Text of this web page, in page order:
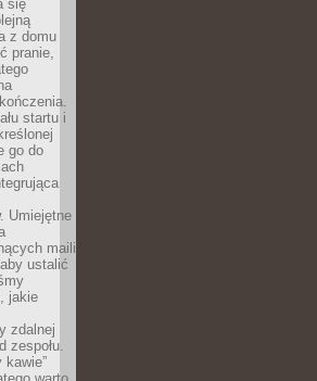
się
z domu
pranie,
startu i
go do
Umiejętne
maili
ustalić
jakie
zdalnej
zespołu.
kawie”